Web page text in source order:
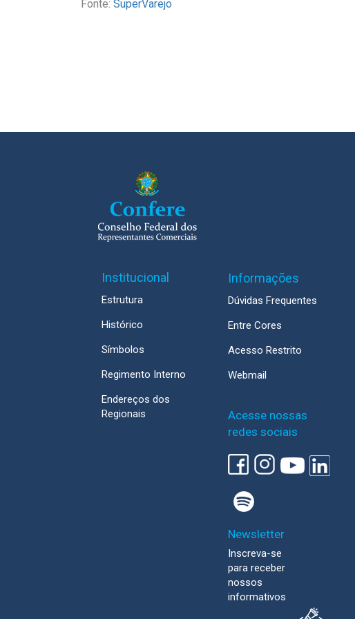
Fonte: SuperVarejo
Institucional
Estrutura
Histórico
Símbolos
Regimento Interno
Endereços dos
Regionais
Informações
Dúvidas Frequentes
Entre Cores
Acesso Restrito
Webmail
Acesse nossas
redes sociais
Newsletter
Inscreva-se
para receber
nossos
informativos